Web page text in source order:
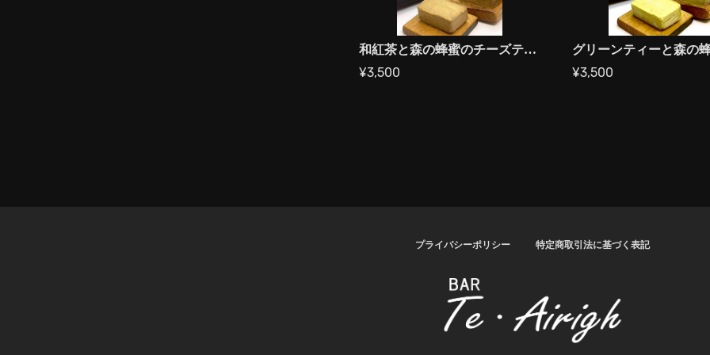
和紅茶と森の蜂蜜のチーズテリーヌ
¥3,500 ¥3,500
プライバシーポリシー 特定商取引法に基づく表記